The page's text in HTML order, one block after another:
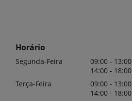
Horário
Segunda-Feira
09:00 - 13:00
14:00 - 18:00
Terça-Feira
09:00 - 13:00
14:00 - 18:00